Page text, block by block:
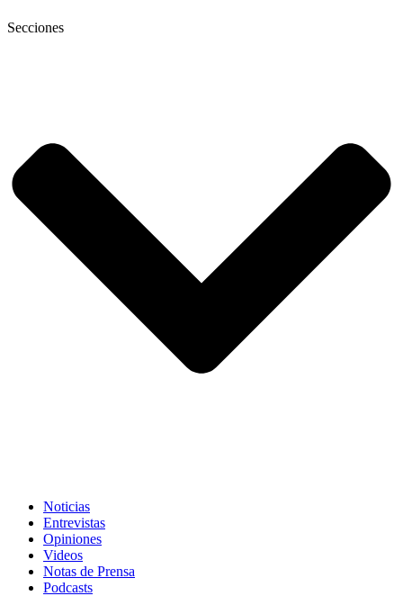
Secciones
Noticias
Entrevistas
Opiniones
Videos
Notas de Prensa
Podcasts